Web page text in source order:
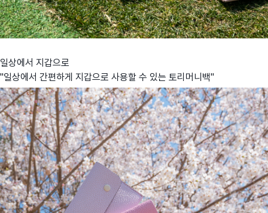
일상에서 지갑으로
"일상에서 간편하게 지갑으로 사용할 수 있는 토리머니백"